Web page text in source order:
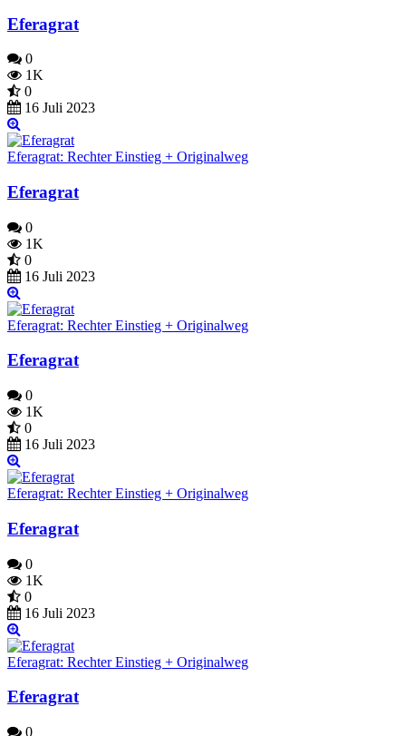
Eferagrat
0
1K
0
16 Juli 2023
Eferagrat: Rechter Einstieg + Originalweg
Eferagrat
0
1K
0
16 Juli 2023
Eferagrat: Rechter Einstieg + Originalweg
Eferagrat
0
1K
0
16 Juli 2023
Eferagrat: Rechter Einstieg + Originalweg
Eferagrat
0
1K
0
16 Juli 2023
Eferagrat: Rechter Einstieg + Originalweg
Eferagrat
0